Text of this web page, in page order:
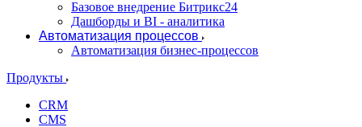
Базовое внедрение Битрикс24
Дашборды и BI - аналитика
Автоматизация процессов
Автоматизация бизнес-процессов
Продукты
CRM
CMS